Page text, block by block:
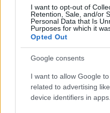
I want to opt-out of
Retention, Sale, and/or
Personal Data that Is
Purposes for which it
Opted Out
Google consents
I want to allow Google
related to advertising
device identifiers in apps.
Linda Pellegrini · 7 Ago 2026
FOCUS PMI